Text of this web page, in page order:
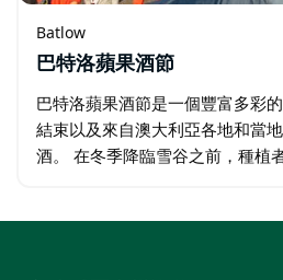
Batlow
巴特洛蘋果酒節
巴特洛蘋果酒節是一個豐富多彩
結束以及來自澳大利亞各地和當
酒。 在冬季降臨雪谷之前，種植